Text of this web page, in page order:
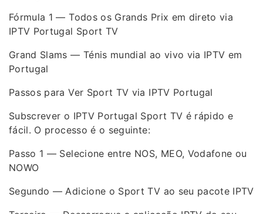
Fórmula 1 — Todos os Grands Prix em direto via
IPTV Portugal Sport TV
Grand Slams — Ténis mundial ao vivo via IPTV em
Portugal
Passos para Ver Sport TV via IPTV Portugal
Subscrever o IPTV Portugal Sport TV é rápido e
fácil. O processo é o seguinte:
Passo 1 — Selecione entre NOS, MEO, Vodafone ou
NOWO
Segundo — Adicione o Sport TV ao seu pacote IPTV